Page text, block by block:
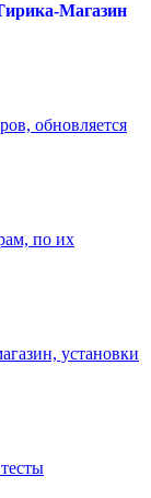
Магазин
обновляется
по их
установки